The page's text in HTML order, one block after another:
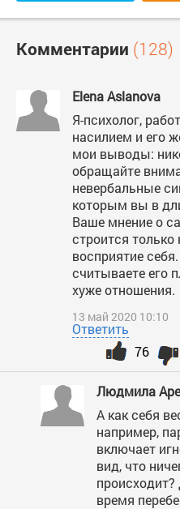
Комментарии (128)
Elena Aslanova
Я-психолог,
насилием и его
мои выводы:
обращайте
невербальные
которым вы в
Ваше мнение о
строится
восприятие
считываете его
хуже отношения.
13 май 2020 10:10
Ответить
76
Людмила
А как себя
например,
включает
вид, что
время